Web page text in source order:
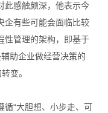
此感触颇深，他表示今
企有些可能会面临比较
性管理的架构，即基于
助企业做经营决策的
变。
循“大胆想、小步走、可